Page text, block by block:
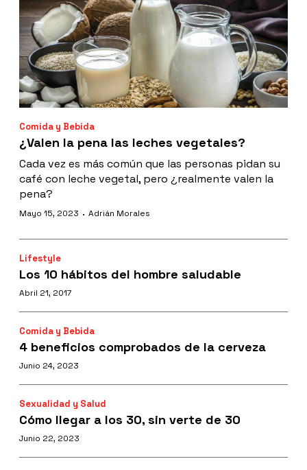
Comida y Bebida
¿Valen la pena las leches vegetales?
Cada vez es más común que las personas pidan su
café con leche vegetal, pero ¿realmente valen la
pena?
Mayo 15, 2023 · Adrián Morales
Lifestyle
Los 10 hábitos del hombre saludable
Abril 21, 2017
Comida y Bebida
4 beneficios comprobados de la cerveza
Junio 24, 2023
Sexualidad y Salud
Cómo llegar a los 30, sin verte de 30
Junio 22, 2023